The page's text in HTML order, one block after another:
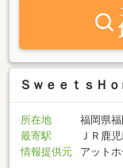
ＳｗｅｅｔｓＨｏ
所在地
福岡県
最寄駅
ＪＲ鹿
情報提供元
アット